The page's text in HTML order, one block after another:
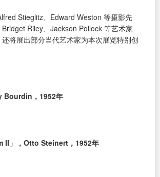
Stieglitz、Edward Weston 等摄影先
Riley、Jackson Pollock 等艺术家
将展出部分当代艺术家为本次展览特别创
Bourdin，1952年
II」，Otto Steinert，1952年